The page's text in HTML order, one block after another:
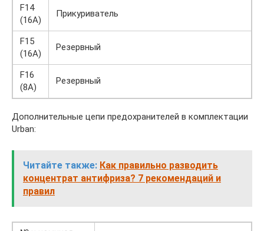
F14
(16А)
Прикуриватель
F15
(16А)
Резервный
F16
(8А)
Резервный
Дополнительные цепи предохранителей в комплектации
Urban:
Читайте также: Как правильно разводить
концентрат антифриза? 7 рекомендаций и
правил